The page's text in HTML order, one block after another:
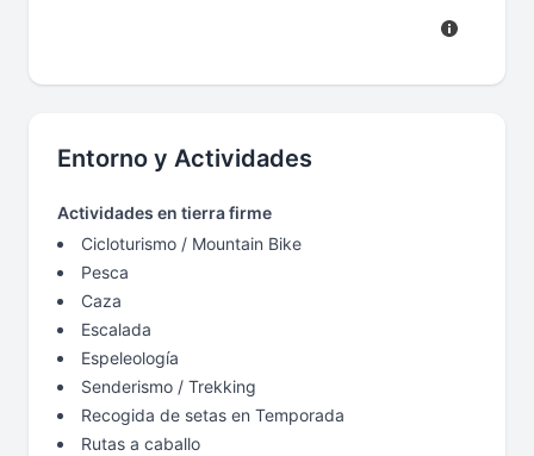
Entorno y Actividades
Actividades en tierra firme
Cicloturismo / Mountain Bike
Pesca
Caza
Escalada
Espeleología
Senderismo / Trekking
Recogida de setas en Temporada
Rutas a caballo